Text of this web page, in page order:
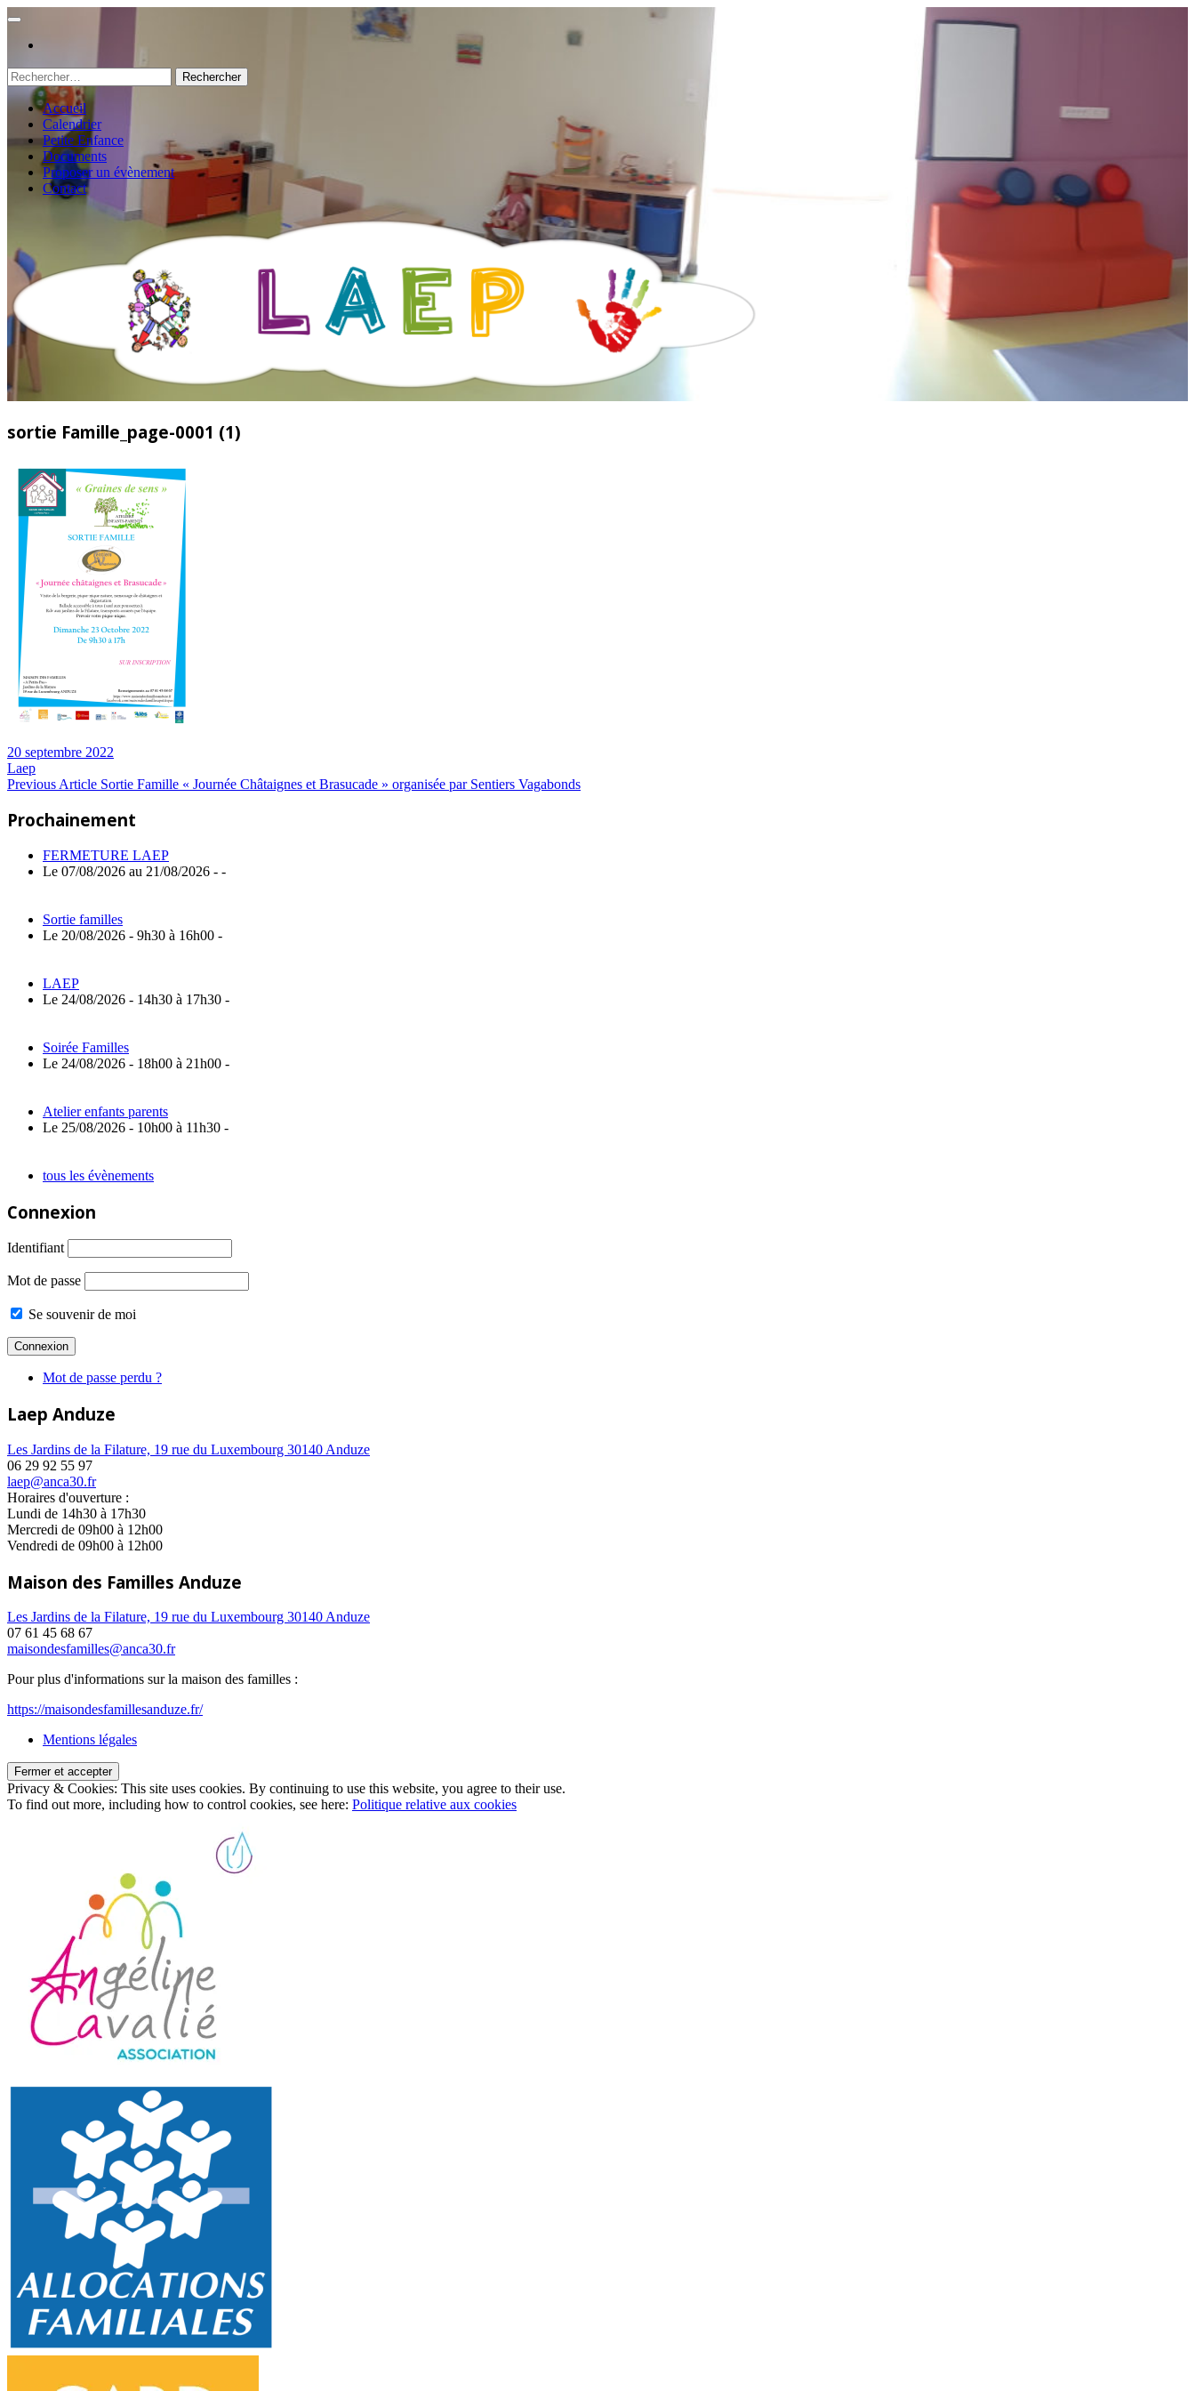
Rechercher :
Accueil
Calendrier
Petite Enfance
Documents
Proposer un évènement
Contact
sortie Famille_page-0001 (1)
20 septembre 2022
Laep
Navigation
de
l’article
Previous ArticlePrevious
Sortie Famille « Journée Châtaignes et Brasucade » organisée par Sentiers Vagabonds
Prochainement
FERMETURE LAEP
Le 07/08/2026 au 21/08/2026 - -
Sortie familles
Le 20/08/2026 - 9h30 à 16h00 -
LAEP
Le 24/08/2026 - 14h30 à 17h30 -
Soirée Familles
Le 24/08/2026 - 18h00 à 21h00 -
Atelier enfants parents
Le 25/08/2026 - 10h00 à 11h30 -
tous les évènements
Connexion
Identifiant
Mot de passe
Se souvenir de moi
Mot de passe perdu ?
Laep Anduze
Les Jardins de la Filature, 19 rue du Luxembourg 30140 Anduze
06 29 92 55 97
laep@anca30.fr
Horaires d'ouverture :
Lundi de 14h30 à 17h30
Mercredi de 09h00 à 12h00
Vendredi de 09h00 à 12h00
Maison des Familles Anduze
Les Jardins de la Filature, 19 rue du Luxembourg 30140 Anduze
07 61 45 68 67
maisondesfamilles@anca30.fr
Pour plus d'informations sur la maison des familles :
https://maisondesfamillesanduze.fr/
Mentions légales
Privacy & Cookies: This site uses cookies. By continuing to use this website, you agree to their use.
To find out more, including how to control cookies, see here: Politique relative aux cookies